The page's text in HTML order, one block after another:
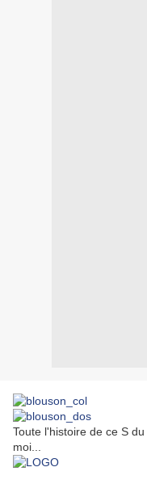
Toute l'histoire de ce S du
moi...